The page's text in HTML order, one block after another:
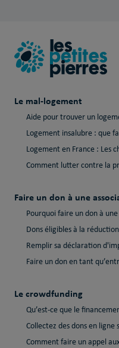
Le mal-logement
Aide pour trouver un
Logement insalubre : que
Logement en France : Les
Comment lutter contre la
Faire un don à une
Pourquoi faire un don à
Dons éligibles à la
Remplir sa déclaration
Faire un don en tant
Le crowdfunding
Qu’est-ce que le
Collectez des dons en ligne
Comment faire un appel